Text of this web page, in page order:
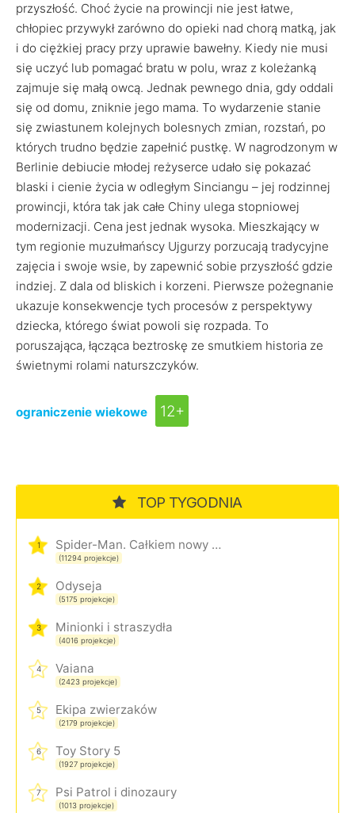
przyszłość. Choć życie na prowincji nie jest łatwe,
chłopiec przywykł zarówno do opieki nad chorą matką, jak
i do ciężkiej pracy przy uprawie bawełny. Kiedy nie musi
się uczyć lub pomagać bratu w polu, wraz z koleżanką
zajmuje się małą owcą. Jednak pewnego dnia, gdy oddali
się od domu, zniknie jego mama. To wydarzenie stanie
się zwiastunem kolejnych bolesnych zmian, rozstań, po
których trudno będzie zapełnić pustkę. W nagrodzonym w
Berlinie debiucie młodej reżyserce udało się pokazać
blaski i cienie życia w odległym Sinciangu – jej rodzinnej
prowincji, która tak jak całe Chiny ulega stopniowej
modernizacji. Cena jest jednak wysoka. Mieszkający w
tym regionie muzułmańscy Ujgurzy porzucają tradycyjne
zajęcia i swoje wsie, by zapewnić sobie przyszłość gdzie
indziej. Z dala od bliskich i korzeni. Pierwsze pożegnanie
ukazuje konsekwencje tych procesów z perspektywy
dziecka, którego świat powoli się rozpada. To
poruszająca, łącząca beztroskę ze smutkiem historia ze
świetnymi rolami naturszczyków.
ograniczenie wiekowe 12+
TOP TYGODNIA
1 Spider-Man. Całkiem nowy dzień
(11294 projekcje)
2 Odyseja
(5175 projekcje)
3 Minionki i straszydła
(4016 projekcje)
4 Vaiana
(2423 projekcje)
5 Ekipa zwierzaków
(2179 projekcje)
6 Toy Story 5
(1927 projekcje)
7 Psi Patrol i dinozaury
(1013 projekcje)